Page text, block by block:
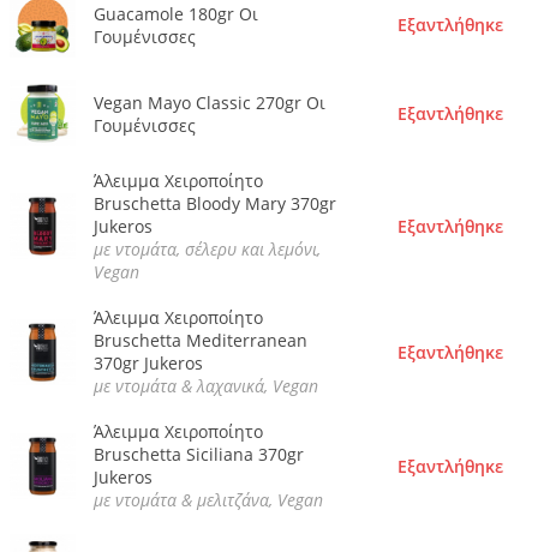
Guacamole 180gr Οι
Γουμένισσες
Εξαντλήθηκε
Vegan Mayo Classic 270gr Οι
Γουμένισσες
Εξαντλήθηκε
Άλειμμα Χειροποίητο
Bruschetta Bloody Mary 370gr
Jukeros
με ντομάτα, σέλερυ και λεμόνι,
Vegan
Εξαντλήθηκε
Άλειμμα Χειροποίητο
Bruschetta Mediterranean
370gr Jukeros
με ντομάτα & λαχανικά, Vegan
Εξαντλήθηκε
Άλειμμα Χειροποίητο
Bruschetta Siciliana 370gr
Jukeros
με ντομάτα & μελιτζάνα, Vegan
Εξαντλήθηκε